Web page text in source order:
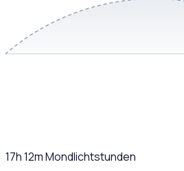
17h 12mMondlichtstunden